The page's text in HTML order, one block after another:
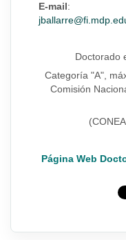
E-mail:
Doctorado
Categoría "A",
Comisión
Página Web